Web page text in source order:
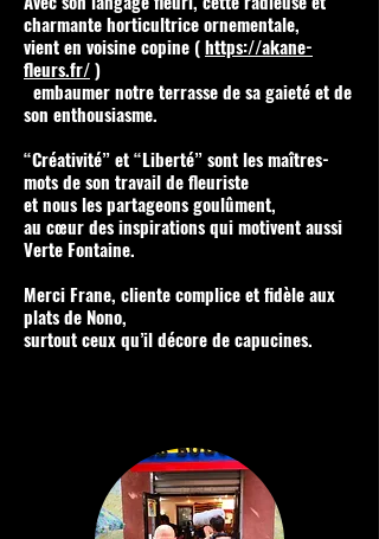
charmante horticultrice ornementale,
vient en voisine copine (https://akane-
fleurs.fr/)
embaumer notre terrasse de sa gaieté et de
son enthousiasme.
“Créativité” et “Liberté” sont les maîtres-
mots de son travail de fleuriste
et nous les partageons goulûment,
au cœur des inspirations qui motivent aussi
Verte Fontaine.
Merci Frane, cliente complice et fidèle aux
plats de Nono,
surtout ceux qu’il décore de capucines.